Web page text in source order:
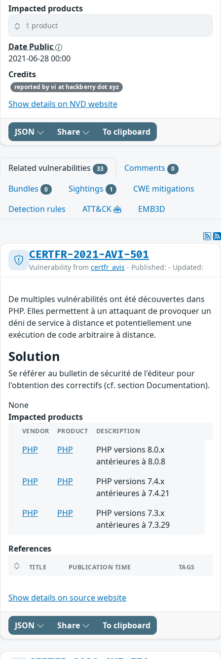
Impacted products
1 product
Date Public
2021-06-28 00:00
Credits
reported by vi at hackberry dot xyz
Show details on NVD website
JSON Share To clipboard
Related vulnerabilities 33 Comments 0
Bundles 0 Sightings 1
CWE mitigations
Detection rules
ATT&CK EMB3D
CERTFR-2021-AVI-501
Vulnerability from certfr_avis - Published: - Updated:
De multiples vulnérabilités ont été découvertes dans
PHP. Elles permettent à un attaquant de provoquer un
déni de service à distance et potentiellement une
exécution de code arbitraire à distance.
Solution
Se référer au bulletin de sécurité de l'éditeur pour
l'obtention des correctifs (cf. section Documentation).
None
Impacted products
VENDOR PRODUCT DESCRIPTION
PHP PHP
PHP versions 8.0.x
antérieures à 8.0.8
PHP
PHP
PHP versions 7.4.x
antérieures à 7.4.21
PHP
PHP
PHP versions 7.3.x
antérieures à 7.3.29
References
TITLE PUBLICATION TIME TAGS
Show details on source website
JSON Share To clipboard